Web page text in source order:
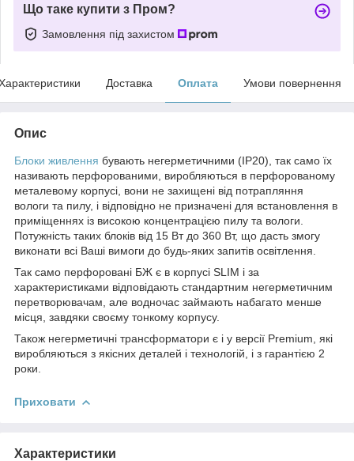
Що таке купити з Пром?
Замовлення під захистом
Доставка Оплата Умови повернення
Опис
Блоки живлення бувають негерметичними (IP20), так само їх
називають перфорованими, виробляються в перфорованому
металевому корпусі, вони не захищені від потрапляння
вологи та пилу, і відповідно не призначені для встановлення в
приміщеннях із високою концентрацією пилу та вологи.
Потужність таких блоків від 15 Вт до 360 Вт, що дасть змогу
виконати всі Ваші вимоги до будь-яких запитів освітлення.
Так само перфоровані БЖ є в корпусі SLIM і за
характеристиками відповідають стандартним негерметичним
перетворювачам, але водночас займають набагато менше
місця, завдяки своєму тонкому корпусу.
Також негерметичні трансформатори є і у версії Premium, які
виробляються з якісних деталей і технологій, і з гарантією 2
роки.
Приховати
Характеристики